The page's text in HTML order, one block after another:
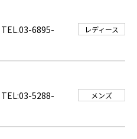
TEL.03-6895-
レディース
TEL:03-5288-
メンズ